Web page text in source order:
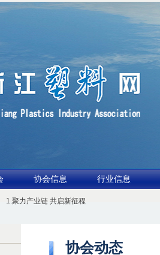
协会信息 行业信息
1.聚力产业链 共启新征程
协会动态